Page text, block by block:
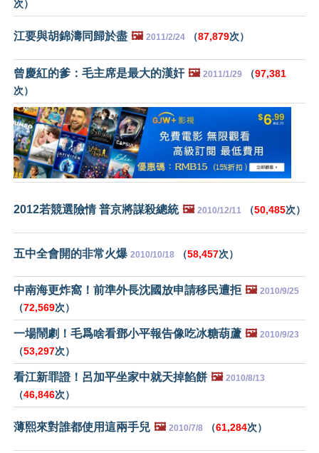
次）
江要與胡錦濤同歸於盡 🖼️ 2011/2/24 （87,879次）
曾慶紅的爹：毛主席是最大的漢奸 🖼️ 2011/1/29 （97,381
次）
2012若競選險情 普京將謀殺總統 🖼️ 2010/12/11 （50,485次）
五中全會開的非常火爆 2010/10/18 （58,457次）
中南海更炸窩！前準外長沈國放申請移民遭拒 🖼️ 2010/9/25
（72,569次）
一場鬧劇！毛爲啥看鄧小平報告像吃冰糖葫蘆 🖼️ 2010/9/23
（53,297次）
看江新罪證！呂加平坐家中就天掉餡餅 🖼️ 2010/8/13
（46,846次）
薄熙來對誰都使用這兩手兒 🖼️ 2010/7/8 （61,284次）